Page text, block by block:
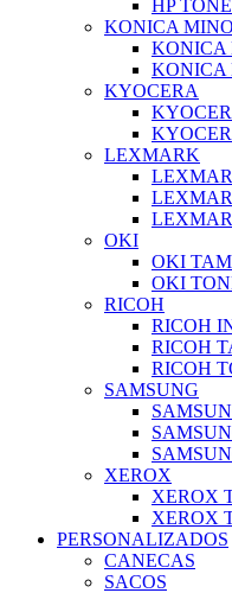
HP
KONICA
KONICA
KONICA
KYOCERA
LEXMARK
OKI
OKI
OKI
RICOH
RICOH
RICOH
RICOH
SAMSUNG
XEROX
XEROX
XEROX
PERSONALIZADOS
CANECAS
SACOS